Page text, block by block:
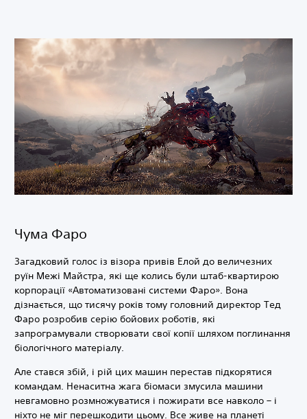
Чума Фаро
Загадковий голос із візора привів Елой до величезних
руїн Межі Майстра, які ще колись були штаб-квартирою
корпорації «Автоматизовані системи Фаро». Вона
дізнається, що тисячу років тому головний директор Тед
Фаро розробив серію бойових роботів, які
запрограмували створювати свої копії шляхом поглинання
біологічного матеріалу.
Але стався збій, і рій цих машин перестав підкорятися
командам. Ненаситна жага біомаси змусила машини
невгамовно розмножуватися і пожирати все навколо – і
ніхто не міг перешкодити цьому. Все живе на планеті